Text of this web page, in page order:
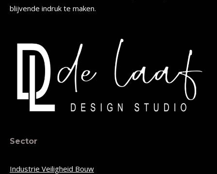
blijvende indruk te maken.
Sector
Industrie Veiligheid Bouw